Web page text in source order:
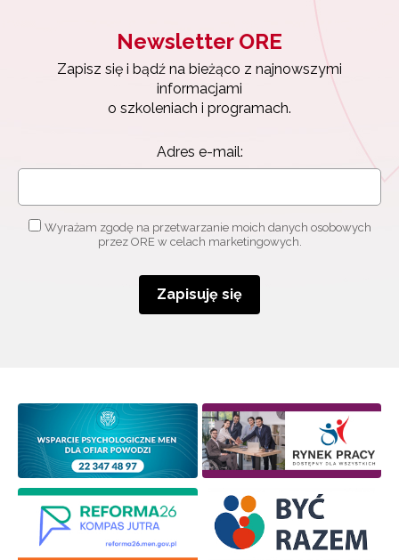
Newsletter ORE
Zapisz się i bądź na bieżąco z najnowszymi
informacjami
o szkoleniach i programach.
Adres e-mail:
Wyrażam zgodę na przetwarzanie moich danych osobowych
przez ORE w celach marketingowych.
Zapisuję się
Newsletter ORE
Zapisz się i bądź na bieżąco z najnowszymi
o szkoleniach i programach.
Adres e-mail:
Wyrażam zgodę na przetwarzanie moich danych
Zapisuję się